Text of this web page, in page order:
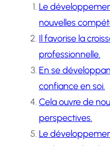
Le
nouvelles
Il favorise la
professionnelle.
En se
confiance en soi.
Cela ouvre de
perspectives.
Le